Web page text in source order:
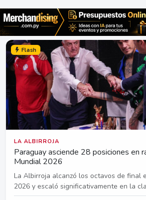
Flash
LA ALBIRROJA
Paraguay asciende 28 posiciones en
Mundial 2026
La Albirroja alcanzó los octavos de final
2026 y escaló significativamente en la